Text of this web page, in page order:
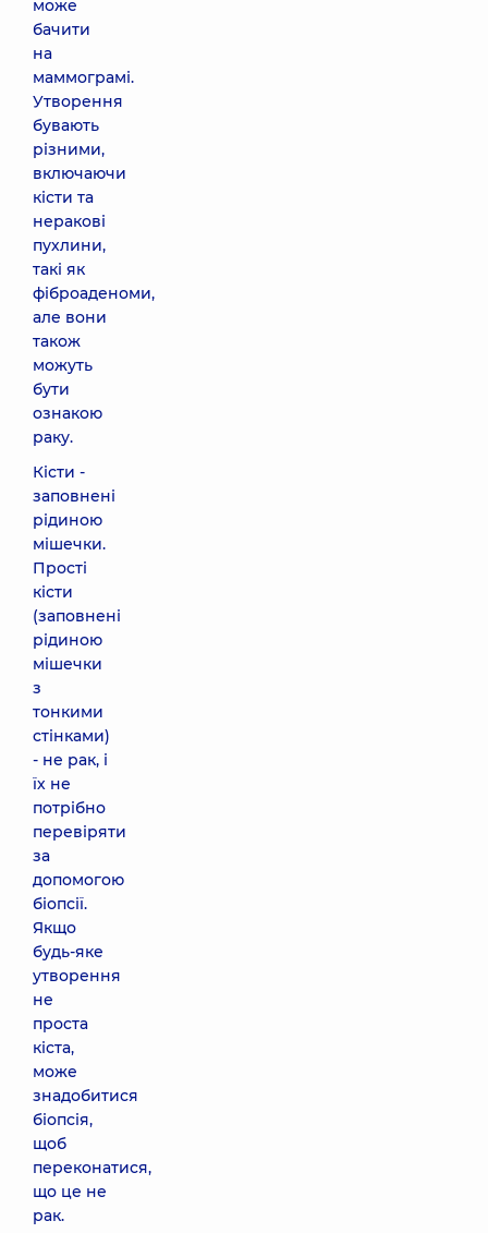
може
бачити
на
маммограмі.
Утворення
бувають
різними,
включаючи
кісти та
неракові
пухлини,
такі як
фіброаденоми,
але вони
також
можуть
бути
ознакою
раку.
Кісти -
заповнені
рідиною
мішечки.
Прості
кісти
(заповнені
рідиною
мішечки
з
тонкими
стінками)
- не рак, і
їх не
потрібно
перевіряти
за
допомогою
біопсії.
Якщо
будь-яке
утворення
не
проста
кіста,
може
знадобитися
біопсія,
щоб
переконатися,
що це не
рак.